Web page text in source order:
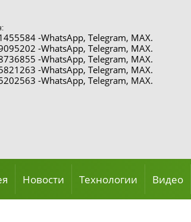
-WhatsApp, Telegram, MAX.
-WhatsApp, Telegram, MAX.
-WhatsApp, Telegram, MAX.
-WhatsApp, Telegram, MAX.
-WhatsApp, Telegram, MAX.
Новости Технологии Видео